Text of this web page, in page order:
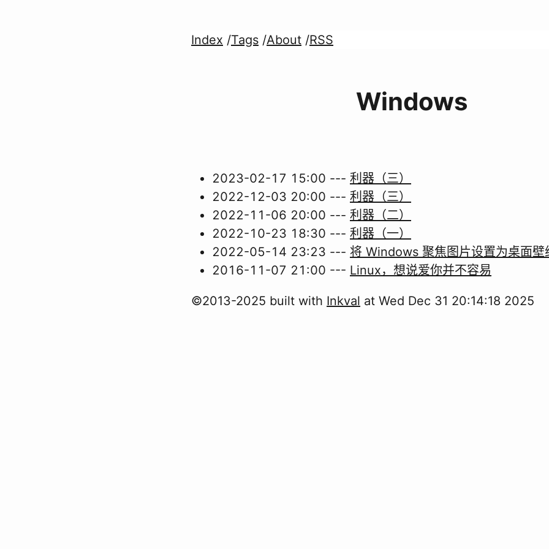
Index /Tags /About /RSS
Windows
2023-02-17 15:00 --- 利器（三）
2022-12-03 20:00 --- 利器（三）
2022-11-06 20:00 --- 利器（二）
2022-10-23 18:30 --- 利器（一）
2022-05-14 23:23 --- 将 Windows 聚焦图片设置为桌面壁
2016-11-07 21:00 --- Linux，想说爱你并不容易
©2013-2025 built with Inkval at Wed Dec 31 20:14:18 2025